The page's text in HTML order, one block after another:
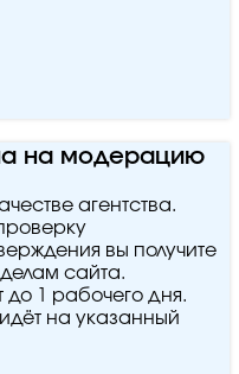
на модерацию
агентства.
вы получите
сайта.
1 рабочего дня.
на указанный